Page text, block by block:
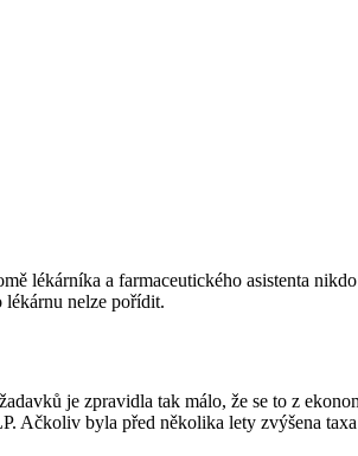
lékárníka a farmaceutického asistenta
lékárnu nelze pořídit.
je zpravidla tak málo, že se to z
Ačkoliv byla před několika lety zvýšena